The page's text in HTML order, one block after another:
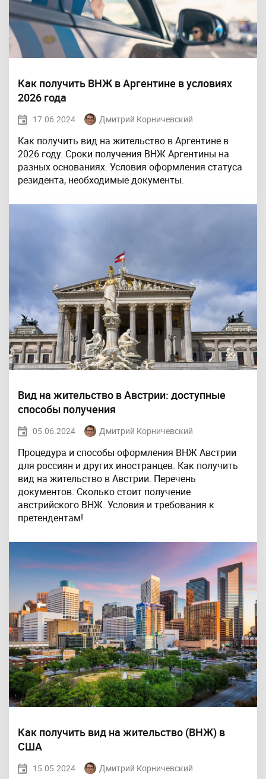
Как получить ВНЖ в Аргентине в условиях
2026 года
17.06.2024 Дмитрий Корничевский
Как получить вид на жительство в Аргентине в
2026 году. Сроки получения ВНЖ Аргентины на
разных основаниях. Условия оформления статуса
резидента, необходимые документы.
Вид на жительство в Австрии: доступные
способы получения
05.06.2024 Дмитрий Корничевский
Процедура и способы оформления ВНЖ Австрии
для россиян и других иностранцев. Как получить
вид на жительство в Австрии. Перечень
документов. Сколько стоит получение
австрийского ВНЖ. Условия и требования к
претендентам!
Как получить вид на жительство (ВНЖ) в
США
15.05.2024 Дмитрий Корничевский